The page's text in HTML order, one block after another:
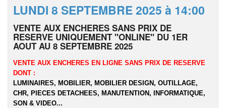
LUNDI 8 SEPTEMBRE 2025 à 14:00
VENTE AUX ENCHERES SANS PRIX DE
RESERVE UNIQUEMENT "ONLINE" DU 1ER
AOUT AU 8 SEPTEMBRE 2025
VENTE AUX ENCHERES EN LIGNE SANS PRIX DE RESERVE
DONT :
LUMINAIRES, MOBILIER, MOBILIER DESIGN, OUTILLAGE,
CHR, PIECES DETACHEES, MANUTENTION, INFORMATIQUE,
SON & VIDEO...